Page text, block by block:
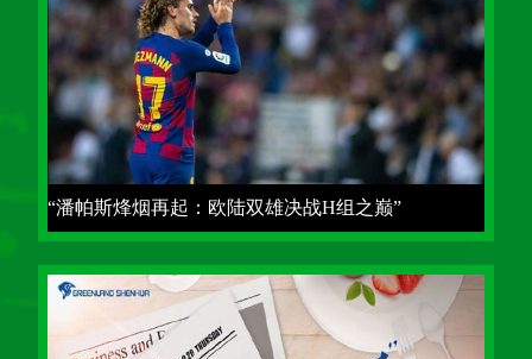
“潘帕斯烽烟再起：欧陆双雄决战H组之巅”